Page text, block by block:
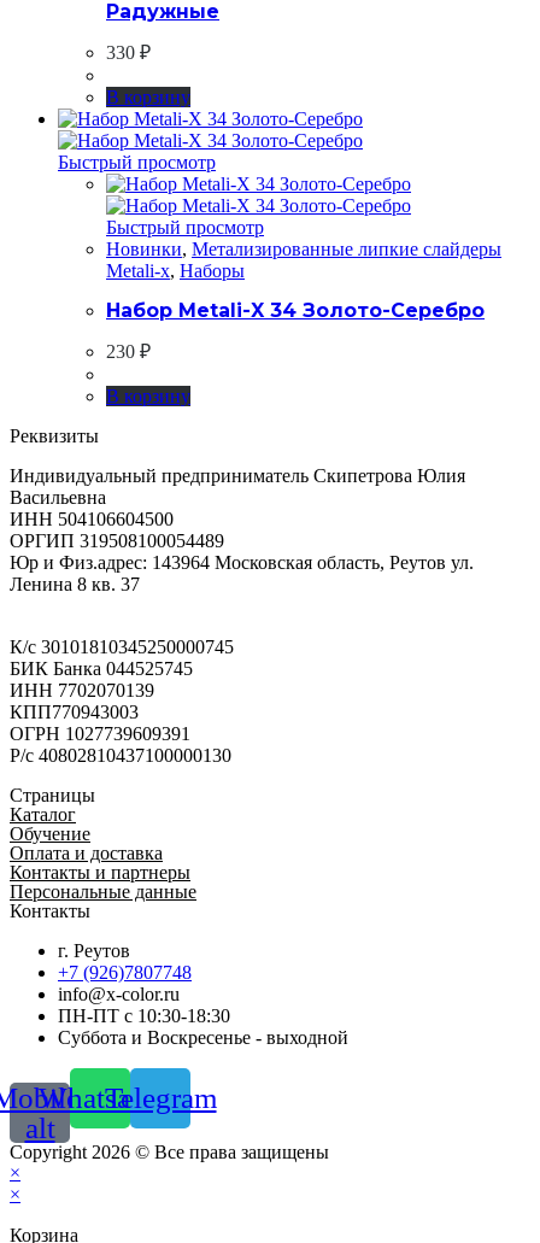
Радужные
330 ₽
В корзину
Быстрый просмотр
Быстрый просмотр
Новинки, Метализированные липкие слайдеры
Metali-x, Наборы
Набор Metali-X 34 Золото-Серебро
230 ₽
В корзину
Реквизиты
Индивидуальный предприниматель Скипетрова Юлия
Васильевна
ИНН 504106604500
ОРГИП 319508100054489
Юр и Физ.адрес: 143964 Московская область, Реутов ул.
Ленина 8 кв. 37
К/с 30101810345250000745
БИК Банка 044525745
ИНН 7702070139
КПП770943003
ОГРН 1027739609391
Р/с 40802810437100000130
Страницы
Каталог
Обучение
Оплата и доставка
Контакты и партнеры
Персональные данные
Контакты
г. Реутов
+7 (926)7807748
info@x-color.ru
ПН-ПТ с 10:30-18:30
Суббота и Воскресенье - выходной
alt
WhatsappTelegram
Copyright 2026 © Все права защищены
×
×
Корзина